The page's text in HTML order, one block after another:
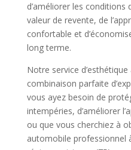
d’améliorer les conditions
valeur de revente, de
confortable et
long terme.
Notre service
combinaison parfaite
vous ayez besoin de
intempéries, d’améliorer
ou que vous cherchiez à
automobile professionnel